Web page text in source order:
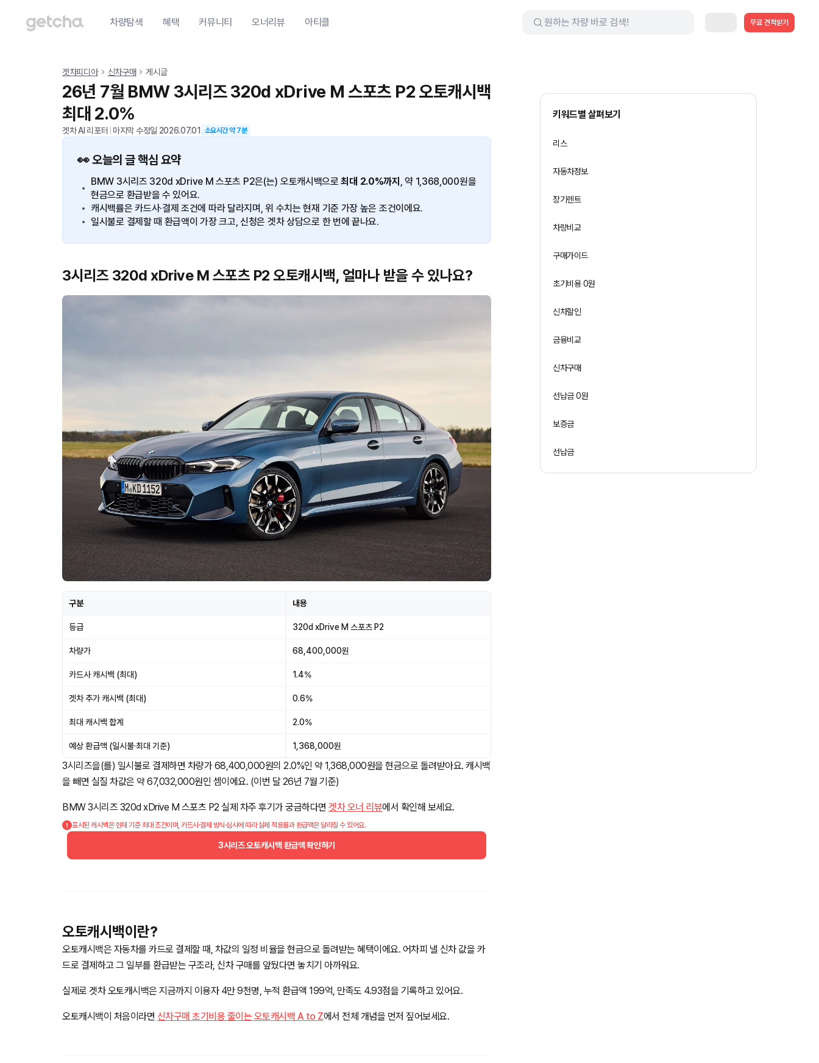
차량탐색 혜택 커뮤니티 오너리뷰 아티클 무료 견적받기
겟차피디아 신차구매 게시글
26년 7월 BMW 3시리즈 320d xDrive M 스포츠 P2 오토캐시백
최대 2.0%
겟차 AI 리포터 마지막 수정일 2026.07.01 소요시간 약7분
👀 오늘의 글 핵심 요약
BMW 3시리즈 320d xDrive M 스포츠 P2은(는) 오토캐시백으로최대 2.0%까지 , 약 1,368,000원을
현금으로 환급받을 수 있어요.
캐시백률은 카드사·결제 조건에 따라 달라지며, 위 수치는 현재 기준 가장 높은 조건이에요.
일시불로 결제할 때 환급액이 가장 크고, 신청은 겟차 상담으로 한 번에 끝나요.
3시리즈 320d xDrive M 스포츠 P2 오토캐시백, 얼마나 받을 수 있나요?
구분 내용
등급 320d xDrive M 스포츠 P2
차량가 68,400,000원
카드사 캐시백 (최대) 1.4%
겟차 추가 캐시백 (최대) 0.6%
최대 캐시백 합계 2.0%
예상 환급액 (일시불·최대 기준) 1,368,000원
3시리즈을(를) 일시불로 결제하면 차량가 68,400,000원의 2.0%인 약 1,368,000원을 현금으로 돌려받아요. 캐시백
을 빼면 실질 차값은 약 67,032,000원인 셈이에요. (이번 달 26년 7월 기준)
BMW 3시리즈 320d xDrive M 스포츠 P2 실제 차주 후기가 궁금하다면 겟차 오너 리뷰에서 확인해 보세요.
표시된 캐시백은 현재 기준 최대 조건이며, 카드사·결제 방식·심사에 따라 실제 적용률과 환급액은 달라질 수 있어요.
3시리즈 오토캐시백 환급액 확인하기
오토캐시백이란?
오토캐시백은 자동차를 카드로 결제할 때, 차값의 일정 비율을 현금으로 돌려받는 혜택이에요. 어차피 낼 신차 값을 카
드로 결제하고 그 일부를 환급받는 구조라, 신차 구매를 앞뒀다면 놓치기 아까워요.
실제로 겟차 오토캐시백은 지금까지 이용자 4만 9천명, 누적 환급액 199억, 만족도 4.93점을 기록하고 있어요.
오토캐시백이 처음이라면 신차구매 초기비용 줄이는 오토캐시백 A to Z에서 전체 개념을 먼저 짚어보세요.
키워드별 살펴보기
리스
자동차정보
장기렌트
차량비교
구매가이드
초기비용 0원
신차할인
금융비교
신차구매
선납금 0원
보증금
선납금